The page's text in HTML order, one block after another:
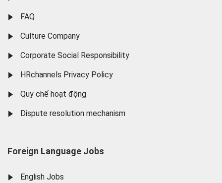
FAQ
Culture Company
Corporate Social Responsibility
HRchannels Privacy Policy
Quy chế hoạt động
Dispute resolution mechanism
Foreign Language Jobs
English Jobs